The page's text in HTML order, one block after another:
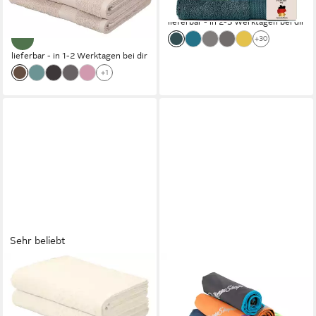
Baumwoll-Handtücher
lieferbar - in 1-2 Werktagen bei dir
+1
-64%
lieferbar - in 2-3 Werktagen bei dir
+30
Sehr beliebt
OTTO HOME
Duschtücher 70x140cm,
Sporthandtuch Mikrofaser
Handtuch, Badehandtuch,